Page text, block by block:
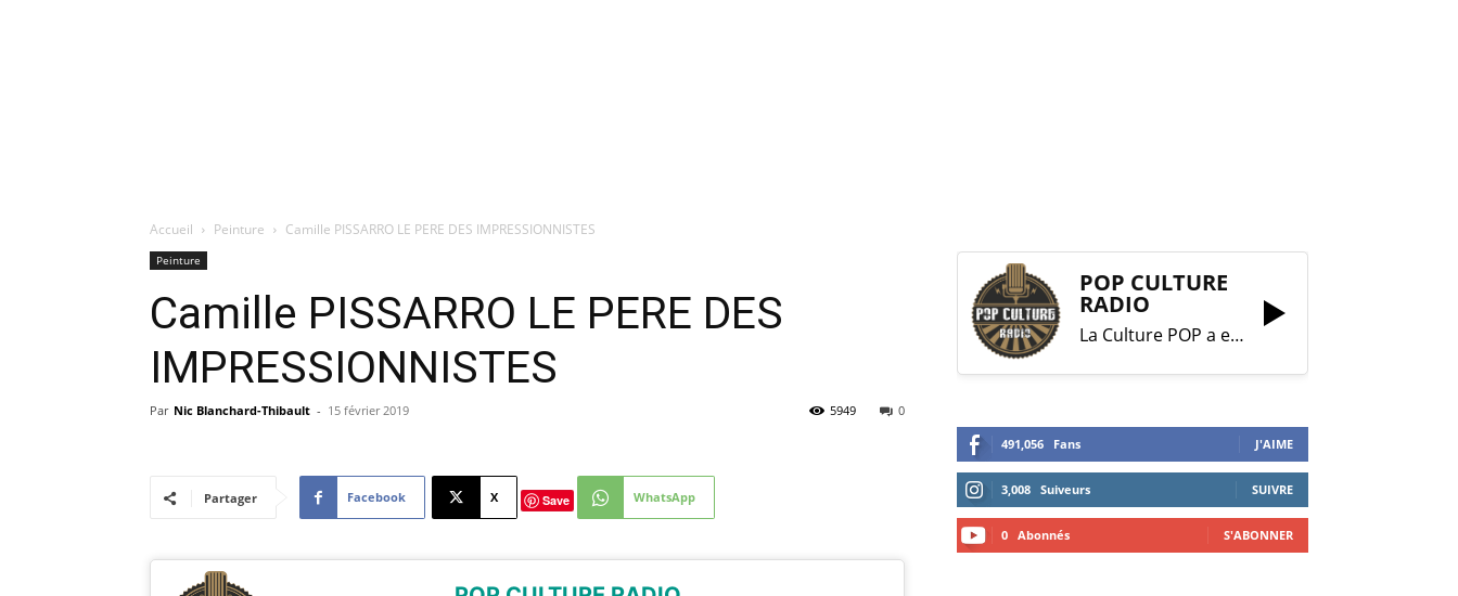
Accueil Peinture Camille PISSARRO LE PERE DES IMPRESSIONNISTES
Peinture
Camille PISSARRO LE PERE DES
IMPRESSIONNISTES
Par Nic Blanchard-Thibault - 15 février 2019 0
5949
Partager Facebook X Save WhatsApp
POP CULTURE
RADIO
La Culture POP a enfin trouvé sa RADIO !
491,056 Fans J'AIME
3,008 Suiveurs SUIVRE
0 Abonnés S'ABONNER